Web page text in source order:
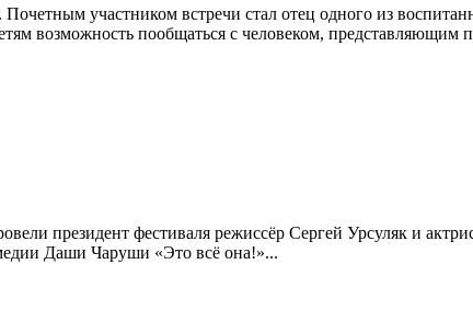
участником встречи стал отец одного из
возможность пообщаться с человеком,
президент фестиваля режиссёр Сергей Урсуляк и
Даши Чаруши «Это всё она!»...